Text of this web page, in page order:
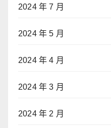
2024 年 7 月
2024 年 5 月
2024 年 4 月
2024 年 3 月
2024 年 2 月